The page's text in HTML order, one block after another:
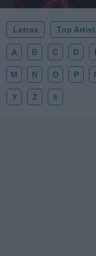
Letras Top
A B C D
M N O P
Y Z #